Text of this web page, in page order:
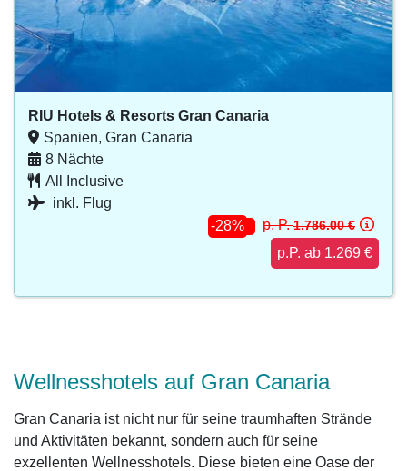
RIU Hotels & Resorts Gran Canaria
Spanien, Gran Canaria
8 Nächte
All Inclusive
inkl. Flug
-28%
p. P.1.786.00 €
p.P. ab 1.269 €
Wellnesshotels auf Gran Canaria
Gran Canaria ist nicht nur für seine traumhaften Strände
und Aktivitäten bekannt, sondern auch für seine
exzellenten Wellnesshotels. Diese bieten eine Oase der